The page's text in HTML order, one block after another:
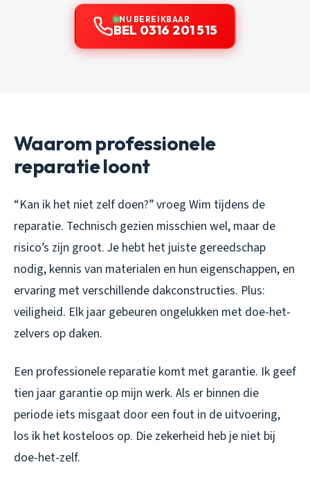
NU BEREIKBAAR
BEL 0316 201 515
Waarom professionele
reparatie loont
“Kan ik het niet zelf doen?” vroeg Wim tijdens de
reparatie. Technisch gezien misschien wel, maar de
risico’s zijn groot. Je hebt het juiste gereedschap
nodig, kennis van materialen en hun eigenschappen, en
ervaring met verschillende dakconstructies. Plus:
veiligheid. Elk jaar gebeuren ongelukken met doe-het-
zelvers op daken.
Een professionele reparatie komt met garantie. Ik geef
tien jaar garantie op mijn werk. Als er binnen die
periode iets misgaat door een fout in de uitvoering,
los ik het kosteloos op. Die zekerheid heb je niet bij
doe-het-zelf.